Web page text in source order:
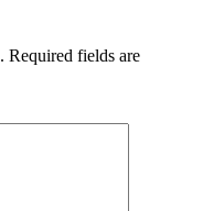
Required fields are